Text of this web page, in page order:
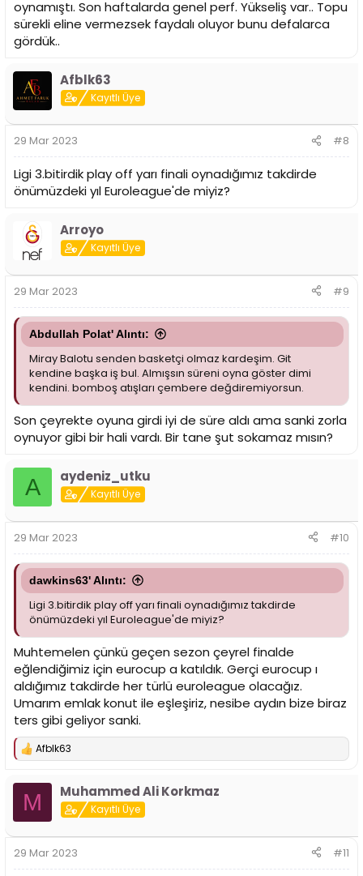
oynamıştı. Son haftalarda genel perf. Yükseliş var.. Topu
sürekli eline vermezsek faydalı oluyor bunu defalarca
gördük..
Afblk63
Kayıtlı Üye
29 Mar 2023 #8
Ligi 3.bitirdik play off yarı finali oynadığımız takdirde
önümüzdeki yıl Euroleague'de miyiz?
Arroyo
Kayıtlı Üye
29 Mar 2023 #9
Abdullah Polat' Alıntı:
Miray Balotu senden basketçi olmaz kardeşim. Git
kendine başka iş bul. Almışsın süreni oyna göster dimi
kendini. bomboş atışları çembere değdiremiyorsun.
Son çeyrekte oyuna girdi iyi de süre aldı ama sanki zorla
oynuyor gibi bir hali vardı. Bir tane şut sokamaz mısın?
A aydeniz_utku
Kayıtlı Üye
29 Mar 2023 #10
dawkins63' Alıntı:
Ligi 3.bitirdik play off yarı finali oynadığımız takdirde
önümüzdeki yıl Euroleague'de miyiz?
Muhtemelen çünkü geçen sezon çeyrel finalde
eğlendiğimiz için eurocup a katıldık. Gerçi eurocup ı
aldığımız takdirde her türlü euroleague olacağız.
Umarım emlak konut ile eşleşiriz, nesibe aydın bize biraz
ters gibi geliyor sanki.
T
p
l
:
Afblk63
M Muhammed Ali Korkmaz
Kayıtlı Üye
29 Mar 2023 #11